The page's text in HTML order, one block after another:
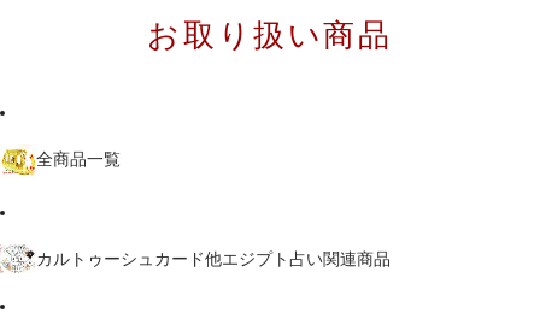
お取り扱い商品
全商品一覧
カルトゥーシュカード他エジプト占い関連商品